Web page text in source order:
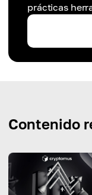
prácticas
Contenido